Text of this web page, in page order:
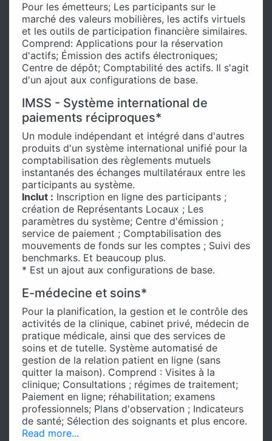
Pour les émetteurs; Les participants sur le
marché des valeurs mobilières, les actifs virtuels
et les outils de participation financière similaires.
Comprend: Applications pour la réservation
d'actifs; Émission des actifs électroniques;
Centre de dépôt; Comptabilité des actifs. Il s'agit
d'un ajout aux configurations de base.
IMSS - Système international de
paiements réciproques*
Un module indépendant et intégré dans d'autres
produits d'un système international unifié pour la
comptabilisation des règlements mutuels
instantanés des échanges multilatéraux entre les
participants au système.
Inclut : Inscription en ligne des participants ;
création de Représentants Locaux ; Les
paramètres du système; Centre d'émission ;
service de paiement ; Comptabilisation des
mouvements de fonds sur les comptes ; Suivi des
benchmarks. Et beaucoup plus.
* Est un ajout aux configurations de base.
E-médecine et soins*
Pour la planification, la gestion et le contrôle des
activités de la clinique, cabinet privé, médecin de
pratique médicale, ainsi que des services de
soins et de tutelle. Système automatisé de
gestion de la relation patient en ligne (sans
quitter la maison). Comprend : Visites à la
clinique; Consultations ; régimes de traitement;
Paiement en ligne; réhabilitation; examens
professionnels; Plans d'observation ; Indicateurs
de santé; Sélection des soignants et plus encore.
Read more...